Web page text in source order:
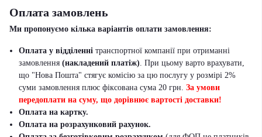
Оплата замовлень
Ми пропонуємо кілька варіантів оплати замовлення:
Оплата у відділенні транспортної компанії при отриманні
замовлення (накладений платіж). При цьому варто врахувати,
що "Нова Пошта" стягує комісію за цю послугу у розмірі 2%
суми замовлення плюс фіксована сума 20 грн. За умови
передоплати на суму, що дорівнює вартості доставки!
Оплата на картку.
Оплата на розрахунковий рахунок.